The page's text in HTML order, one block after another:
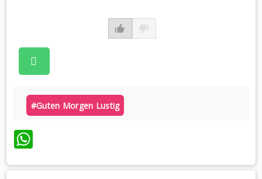
#guten Morgen Lustig
WhatsApp